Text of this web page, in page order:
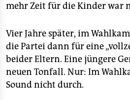
mehr Zeit für die Kinder war
Vier Jahre später, im
die Partei dann für eine
beider Eltern. Eine jüngere
neuen Tonfall. Nur: Im
Sound nicht durch.